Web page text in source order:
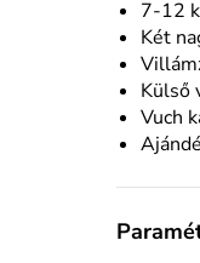
7-12
Két
Külső
Vuch